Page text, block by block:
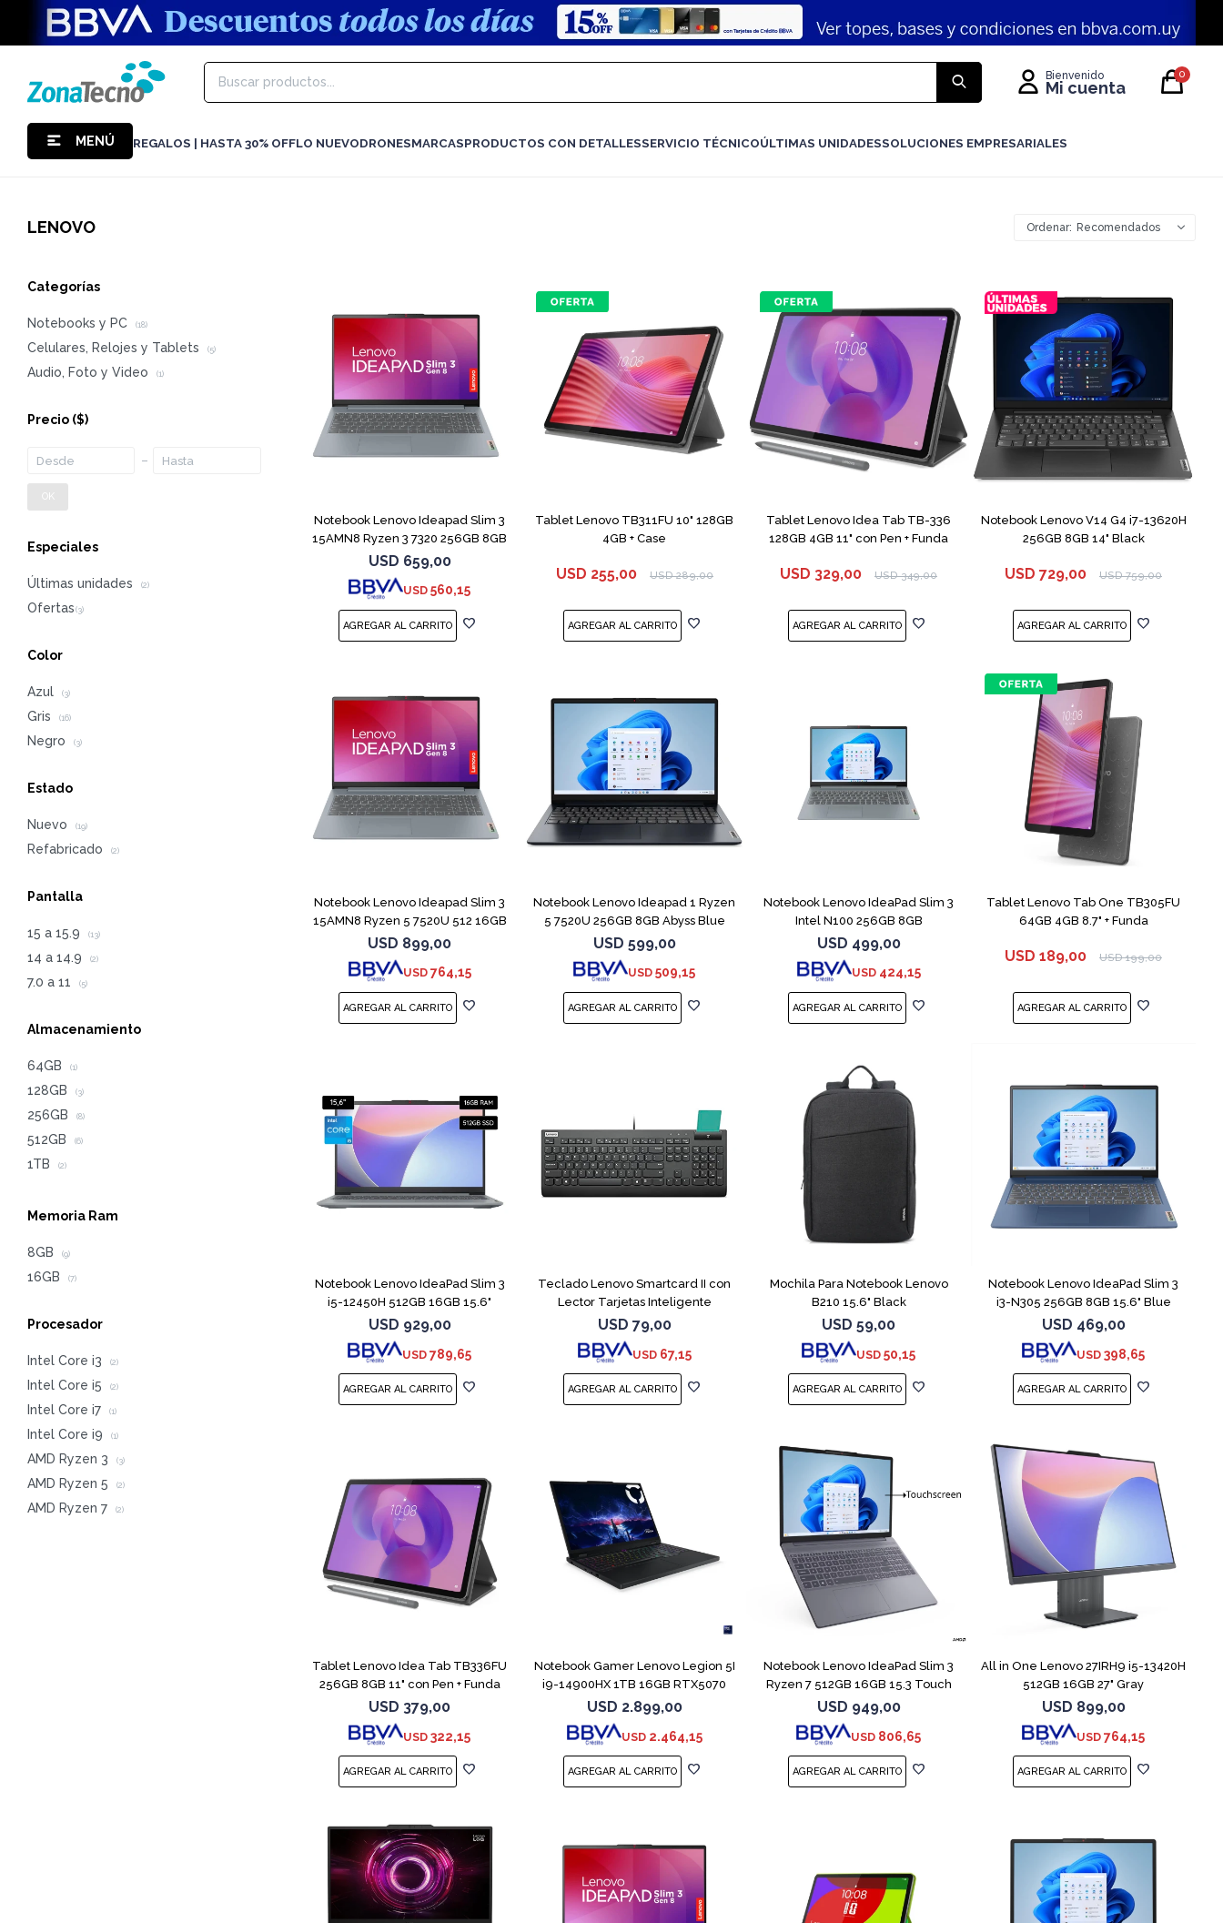
MENÚ REGALOS | HASTA 30% OFFLO NUEVODRONESMARCASPRODUCTOS CON DETALLESSERVICIO TÉCNICOÚLTIMAS UNIDADESSOLUCIONES EMPRESARIALES
0
LENOVO Recomendados
Notebook Lenovo Ideapad Slim 3
15AMN8 Ryzen 3 7320 256GB 8GB
USD 659,00
USD 560,15
Tablet Lenovo TB311FU 10" 128GB
4GB + Case
USD 255,00 USD 289,00
Tablet Lenovo Idea Tab TB-336
128GB 4GB 11" con Pen + Funda
USD 329,00 USD 349,00
Notebook Lenovo V14 G4 i7-13620H
256GB 8GB 14" Black
USD 729,00 USD 759,00
COMPARAR
Notebook Lenovo Ideapad Slim 3
15AMN8 Ryzen 5 7520U 512 16GB
USD 899,00
USD 764,15
Notebook Lenovo Ideapad 1 Ryzen
5 7520U 256GB 8GB Abyss Blue
USD 599,00
USD 509,15
Notebook Lenovo IdeaPad Slim 3
Intel N100 256GB 8GB
USD 499,00
USD 424,15
Tablet Lenovo Tab One TB305FU
64GB 4GB 8.7" + Funda
USD 189,00 USD 199,00
Notebook Lenovo IdeaPad Slim 3
i5-12450H 512GB 16GB 15.6"
USD 929,00
USD 789,65
Teclado Lenovo Smartcard II con
Lector Tarjetas Inteligente
USD 79,00
USD 67,15
Mochila Para Notebook Lenovo
B210 15.6" Black
USD 59,00
USD 50,15
Notebook Lenovo IdeaPad Slim 3
i3-N305 256GB 8GB 15.6" Blue
USD 469,00
USD 398,65
Tablet Lenovo Idea Tab TB336FU
256GB 8GB 11" con Pen + Funda
USD 379,00
USD 322,15
Notebook Gamer Lenovo Legion 5I
i9-14900HX 1TB 16GB RTX5070
USD 2.899,00
USD 2.464,15
COMPARAR
Notebook Lenovo IdeaPad Slim 3
Ryzen 7 512GB 16GB 15.3 Touch
USD 949,00
USD 806,65
All in One Lenovo 27IRH9 i5-13420H
512GB 16GB 27" Gray
USD 899,00
USD 764,15
Categorías
Notebooks y PC (18)
Celulares, Relojes y Tablets (5)
Audio, Foto y Video (1)
Precio ($)
OK
Especiales
Últimas unidades (2)
Color
Azul (3)
Gris (16)
Negro (3)
Estado
Nuevo (19)
Refabricado (2)
Pantalla
15 a 15.9 (13)
14 a 14.9 (2)
7.0 a 11 (5)
Almacenamiento
64GB (1)
128GB (3)
256GB (8)
512GB (6)
1TB (2)
Memoria Ram
8GB (9)
16GB (7)
Procesador
Intel Core i3 (2)
Intel Core i5 (2)
Intel Core i7 (1)
Intel Core i9 (1)
AMD Ryzen 3 (3)
AMD Ryzen 5 (2)
AMD Ryzen 7 (2)